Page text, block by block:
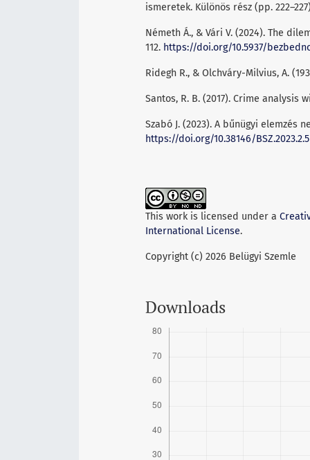
ismeretek. Különös rész (pp.
Németh Á., & Vári V. (2024). The
112. https://doi.org/10.5937/
Ridegh R., & Olchváry-Milvius, A.
Santos, R. B. (2017). Crime analysis
Szabó J. (2023). A bűnügyi elemzés
https://doi.org/10.38146/BSZ.2023.2.5
This work is licensed under a
International License.
Copyright (c) 2026 Belügyi Szemle
Downloads